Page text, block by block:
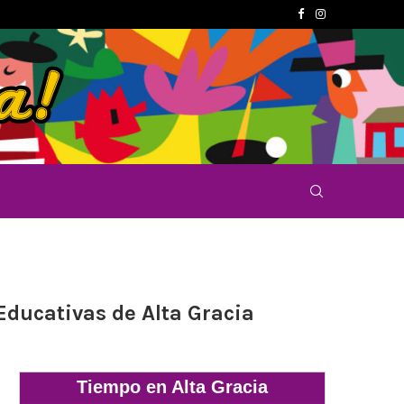
de Alta Gracia
Tiempo en Alta Gracia